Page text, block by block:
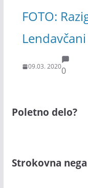
FOTO:
09.03. 20200
Poletno delo?
Strokovna